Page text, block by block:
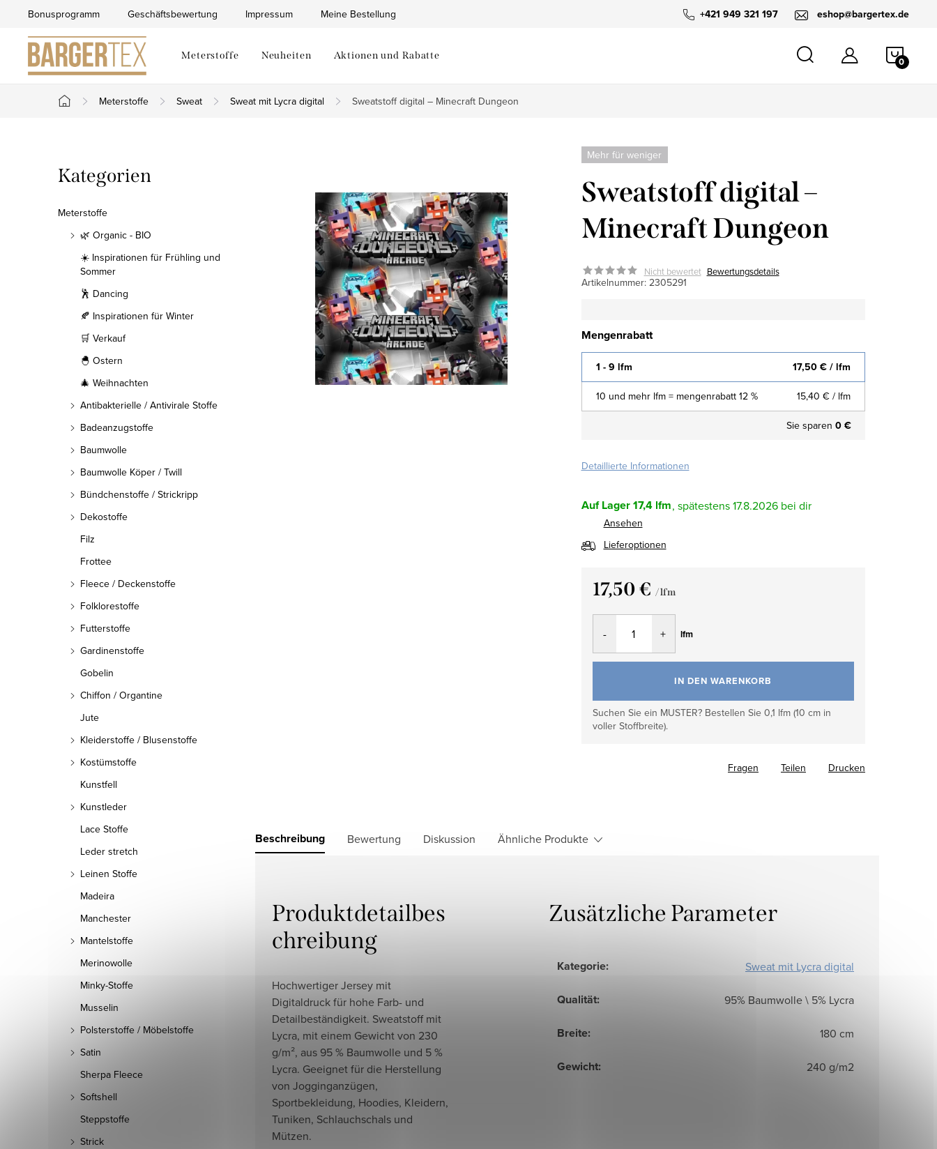
springen
+421 949 321 197 eshop@bargertex.de
Bonusprogramm Geschäftsbewertung Impressum Meine Bestellung
Meterstoffe Neuheiten Aktionen und Rabatte
Startseite
Meterstoffe Sweat Sweat mit Lycra digital Sweatstoff digital – Minecraft Dungeon
e
i
Kategorien
überspringen
Kategorien
Meterstoffe
🌿 Organic - BIO
☀️ Inspirationen für Frühling und
Sommer
🕺 Dancing
🍂 Inspirationen für Winter
🛒 Verkauf
🐣 Ostern
🎄 Weihnachten
Antibakterielle / Antivirale Stoffe
Badeanzugstoffe
Baumwolle
Baumwolle Köper / Twill
Bündchenstoffe / Strickripp
Dekostoffe
Filz
Frottee
Fleece / Deckenstoffe
Folklorestoffe
Futterstoffe
Gardinenstoffe
Gobelin
Chiffon / Organtine
Jute
Kleiderstoffe / Blusenstoffe
Kostümstoffe
Kunstfell
Kunstleder
Lace Stoffe
Leder stretch
Leinen Stoffe
Madeira
Manchester
Mantelstoffe
Merinowolle
Minky-Stoffe
Musselin
Polsterstoffe / Möbelstoffe
Satin
Sherpa Fleece
Softshell
Steppstoffe
Strick
Mehr für weniger
Sweatstoff digital –
Minecraft Dungeon
Nicht bewertet Bewertungsdetails
Artikelnummer: 2305291
Mengenrabatt
1 - 9 lfm 17,50 €/ lfm
10 und mehr lfm = mengenrabatt 12 % 15,40 € / lfm
Sie sparen 0 €
Detaillierte Informationen
Auf Lager17,4 lfm 17.8.2026
Ansehen
Lieferoptionen
17,50 € / lfm
Verkaufspreis:
lfm
IN DEN WARENKORB
Suchen Sie ein MUSTER? Bestellen Sie 0,1 lfm (10 cm in
voller Stoffbreite).
Drucken
Fragen Teilen
Beschreibung Bewertung Diskussion Ähnliche Produkte
Produktdetailbes
chreibung
Hochwertiger Jersey mit
Digitaldruck für hohe Farb- und
Detailbeständigkeit. Sweatstoff mit
Lycra, mit einem Gewicht von 230
g/m², aus 95 % Baumwolle und 5 %
Lycra. Geeignet für die Herstellung
von Jogginganzügen,
Sportbekleidung, Hoodies, Kleidern,
Tuniken, Schlauchschals und
Mützen.
Zusätzliche Parameter
Kategorie: Sweat mit Lycra digital
Qualität: 95% Baumwolle \ 5% Lycra
Breite: 180 cm
Gewicht: 240 g/m2